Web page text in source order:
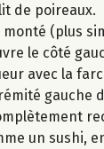
de poireaux.
(plus
le côté
avec la
gauche
un sushi,